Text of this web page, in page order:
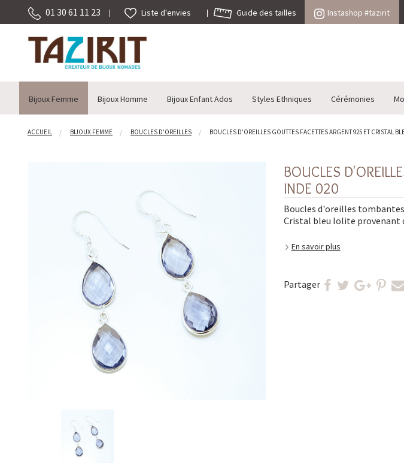
01 30 61 11 23 Liste d'envies Guide des tailles Instashop #tazirit
Bijoux Femme Bijoux Homme Bijoux Enfant Ados Styles Ethniques Cérémonies
ACCUEIL BIJOUX FEMME BOUCLES D'OREILLES BOUCLES D'OREILLES GOUTTES FACETTES ARGENT 925 ET CRISTAL
BOUCLES
INDE 020
Boucles d'oreilles
Cristal bleu Iolite provenant
En savoir plus
Partager